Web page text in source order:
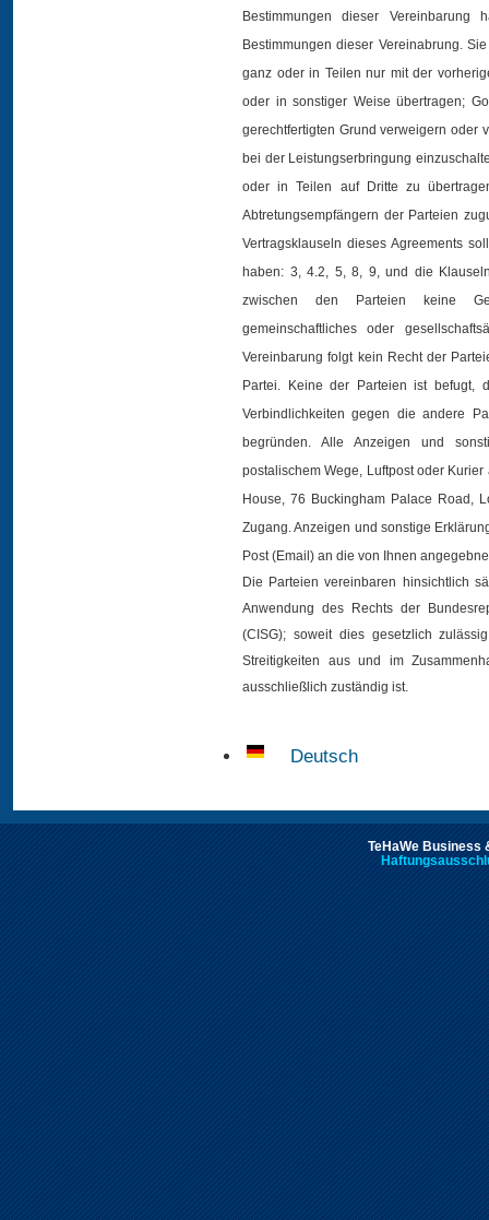
Bestimmungen dieser
Bestimmungen dieser Vereinabrung.
ganz oder in Teilen nur mit der
oder in sonstiger Weise übertragen;
gerechtfertigten Grund verweigern oder
bei der Leistungserbringung
oder in Teilen auf Dritte zu
Abtretungsempfängern der Parteien
Vertragsklauseln dieses Agreements
haben: 3, 4.2, 5, 8, 9, und die
zwischen den Parteien keine
gemeinschaftliches oder
Vereinbarung folgt kein Recht der
Partei. Keine der Parteien ist befugt,
Verbindlichkeiten gegen die andere
begründen. Alle Anzeigen und
postalischem Wege, Luftpost oder
House, 76 Buckingham Palace Road,
Zugang. Anzeigen und sonstige
Post (Email) an die von Ihnen
Die Parteien vereinbaren hinsichtlich
Anwendung des Rechts der
(CISG); soweit dies gesetzlich
Streitigkeiten aus und im
ausschließlich zuständig ist.
Deutsch
TeHaWe Business